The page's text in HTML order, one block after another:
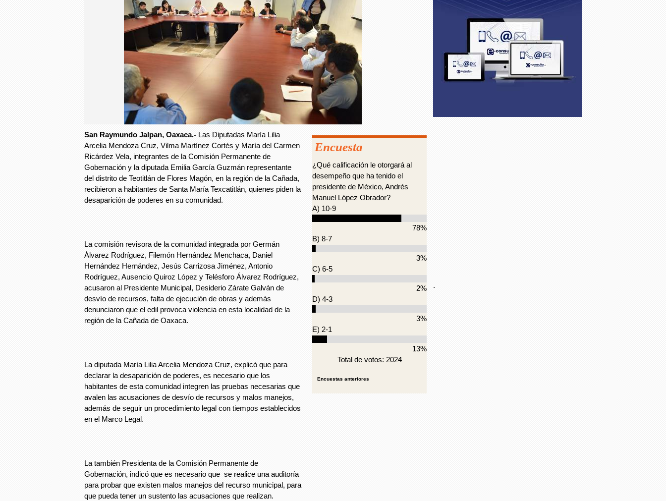
San Raymundo Jalpan, Oaxaca.- Las Diputadas María Lilia
Arcelia Mendoza Cruz, Vilma Martínez Cortés y María del Carmen
Ricárdez Vela, integrantes de la Comisión Permanente de
Gobernación y la diputada Emilia García Guzmán representante
del distrito de Teotitlán de Flores Magón, en la región de la Cañada,
recibieron a habitantes de Santa María Texcatitlán, quienes piden la
desaparición de poderes en su comunidad.
La comisión revisora de la comunidad integrada por Germán
Álvarez Rodríguez, Filemón Hernández Menchaca, Daniel
Hernández Hernández, Jesús Carrizosa Jiménez, Antonio
Rodríguez, Ausencio Quiroz López y Telésforo Álvarez Rodríguez,
acusaron al Presidente Municipal, Desiderio Zárate Galván de
desvío de recursos, falta de ejecución de obras y además
denunciaron que el edil provoca violencia en esta localidad de la
región de la Cañada de Oaxaca.
La diputada María Lilia Arcelia Mendoza Cruz, explicó que para
declarar la desaparición de poderes, es necesario que los
habitantes de esta comunidad integren las pruebas necesarias que
avalen las acusaciones de desvío de recursos y malos manejos,
además de seguir un procedimiento legal con tiempos establecidos
en el Marco Legal.
La también Presidenta de la Comisión Permanente de
Gobernación, indicó que es necesario que se realice una auditoría
para probar que existen malos manejos del recurso municipal, para
que pueda tener un sustento las acusaciones que realizan.
Encuesta
¿Qué calificación le otorgará al
desempeño que ha tenido el
presidente de México, Andrés
Manuel López Obrador?
A) 10-9
78%
B) 8-7
3%
C) 6-5
2%
D) 4-3
3%
E) 2-1
13%
Total de votos: 2024
Encuestas anteriores
.